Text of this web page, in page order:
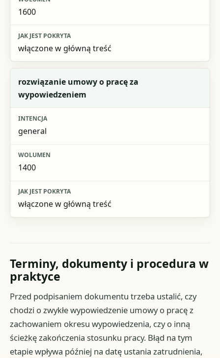
1600
włączone w główną treść
rozwiązanie umowy o pracę za
wypowiedzeniem
general
1400
włączone w główną treść
Terminy, dokumenty i procedura w
praktyce
Przed podpisaniem dokumentu trzeba ustalić, czy
chodzi o zwykłe wypowiedzenie umowy o pracę z
zachowaniem okresu wypowiedzenia, czy o inną
ścieżkę zakończenia stosunku pracy. Błąd na tym
etapie wpływa później na datę ustania zatrudnienia,